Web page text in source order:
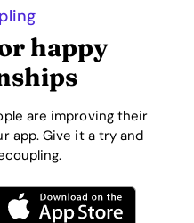
happy
are improving their
app. Give it a try and